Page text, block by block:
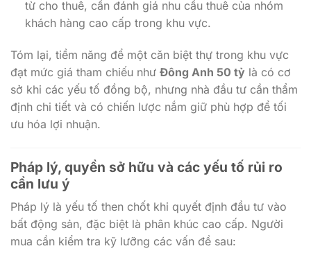
Tóm lại, tiềm năng để một căn biệt thự trong khu vực
sở khi các yếu tố đồng bộ, nhưng nhà đầu tư cần thẩm
định chi tiết và có chiến lược nắm giữ phù hợp để tối
ưu hóa lợi nhuận.
Pháp lý, quyền sở hữu và các yếu tố rủi ro
Pháp lý là yếu tố then chốt khi quyết định đầu tư vào
bất động sản, đặc biệt là phân khúc cao cấp. Người
mua cần kiểm tra kỹ lưỡng các vấn đề sau:
Giấy tờ pháp lý dự án: chủ trương đầu tư, quyết định